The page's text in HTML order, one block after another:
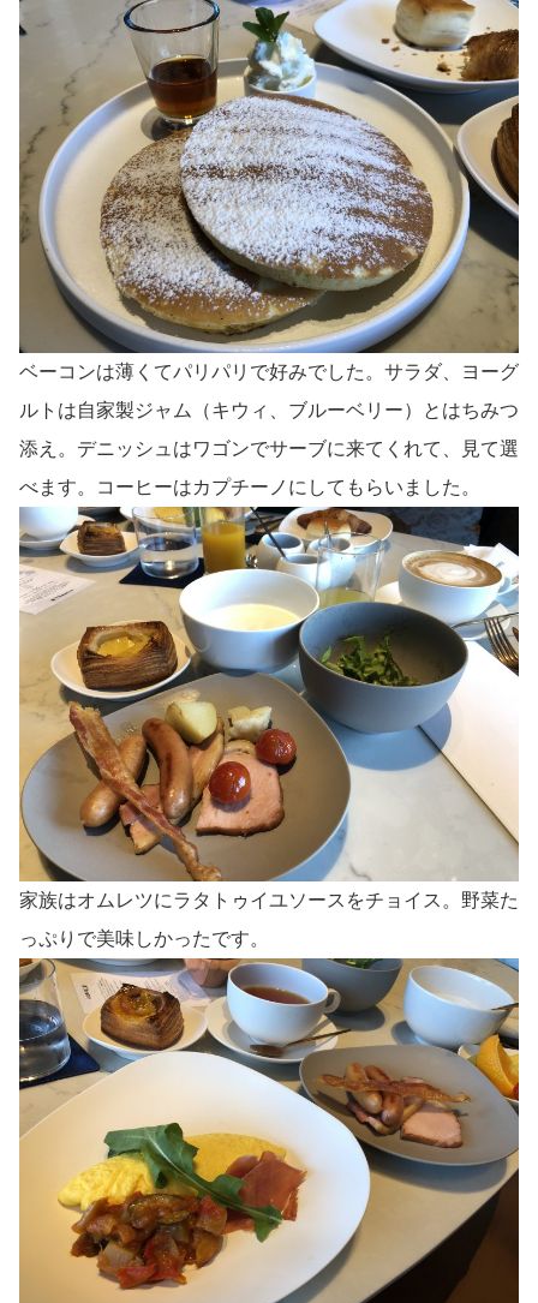
ベーコンは薄くてパリパリで好みでした。サラダ、ヨーグ
ルトは自家製ジャム（キウィ、ブルーベリー）とはちみつ
添え。デニッシュはワゴンでサーブに来てくれて、見て選
べます。コーヒーはカプチーノにしてもらいました。
家族はオムレツにラタトゥイユソースをチョイス。野菜た
っぷりで美味しかったです。